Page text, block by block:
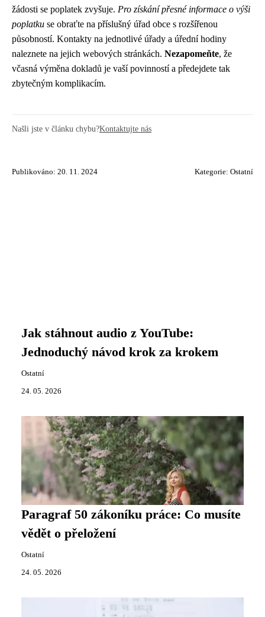
žádosti se poplatek zvyšuje. Pro získání přesné informace o výši
poplatku se obraťte na příslušný úřad obce s rozšířenou
působností. Kontakty na jednotlivé úřady a úřední hodiny
naleznete na jejich webových stránkách. Nezapomeňte, že
včasná výměna dokladů je vaší povinností a předejdete tak
zbytečným komplikacím.
Našli jste v článku chybu?Kontaktujte nás
Publikováno: 20. 11. 2024 Kategorie: Ostatní
Jak stáhnout audio z YouTube:
Jednoduchý návod krok za krokem
Ostatní
24. 05. 2026
Paragraf 50 zákoníku práce: Co musíte
vědět o přeložení
Ostatní
24. 05. 2026